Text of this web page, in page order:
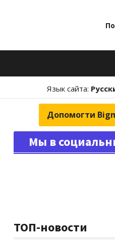
Язык сайта:
Допомогти
Мы в
ТОП-новости